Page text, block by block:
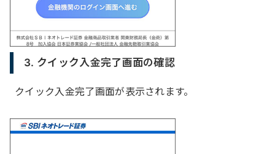
3. クイック入金完了画面の確認
クイック入金完了画面が表示されます。